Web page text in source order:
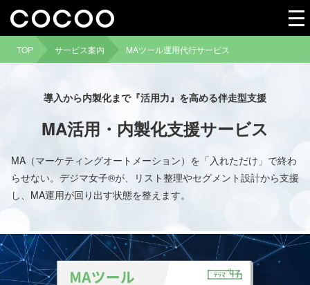
TOP サービス案内 MAツール運用代行サービス
導入から内製化まで『活用力』を高める伴走型支援
MA活用・内製化支援サービス
MA（マーケティングオートメーション）を「入れただけ」で終わ
らせない。デジマ女子®が、リスト整理やセグメント設計から支援
し、MA運用が回り出す状態を整えます。